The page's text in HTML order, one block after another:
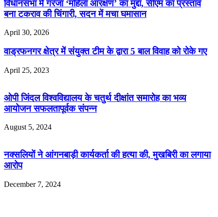
विधानसभा में गरजा ‘महिला आरक्षण’ का मुद्दा, सीएम का प्रस्ताव
बना टकराव की चिंगारी, सदन में मचा घमासान
April 30, 2026
वाड्रफनगर क्षेत्र में संयुक्त टीम के द्वारा 5 बाल विवाह को रोके गए
April 25, 2023
ओपी जिंदल विश्वविद्यालय के चतुर्थ दीक्षांत समारोह का भव्य
आयोजन सफलतापूर्वक संपन्न
August 5, 2024
नक्सलियों ने आंगनबाड़ी कार्यकर्ता की हत्या की, मुखबिरी का लगाया
आरोप
December 7, 2024